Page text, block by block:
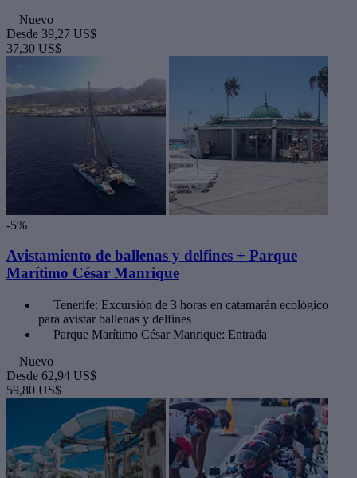
Nuevo
Desde 39,27 US$
37,30 US$
-5%
Avistamiento de ballenas y delfines + Parque
Marítimo César Manrique
Tenerife: Excursión de 3 horas en catamarán ecológico
para avistar ballenas y delfines
Parque Marítimo César Manrique: Entrada
Nuevo
Desde 62,94 US$
59,80 US$